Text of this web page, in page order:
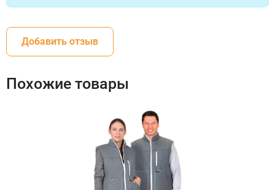
Добавить отзыв
Похожие товары